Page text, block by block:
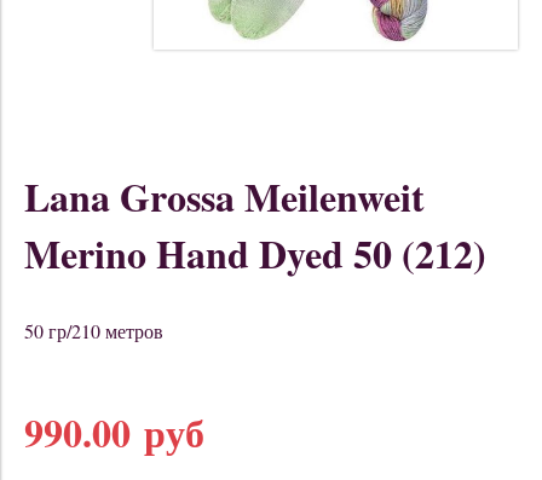
Lana Grossa Meilenweit
Merino Hand Dyed 50 (212)
50 гр/210 метров
990.00 руб